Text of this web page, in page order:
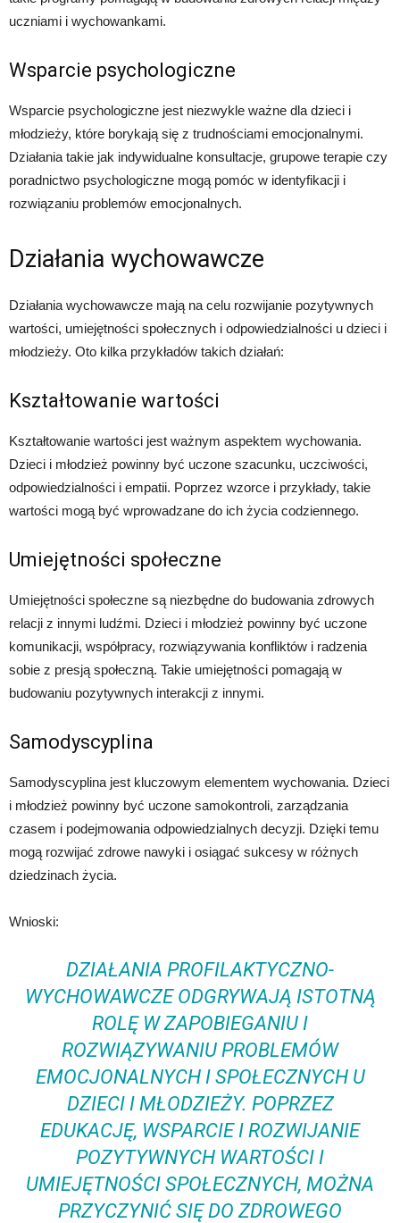
uczniami i wychowankami.
Wsparcie psychologiczne
Wsparcie psychologiczne jest niezwykle ważne dla dzieci i
młodzieży, które borykają się z trudnościami emocjonalnymi.
Działania takie jak indywidualne konsultacje, grupowe terapie czy
poradnictwo psychologiczne mogą pomóc w identyfikacji i
rozwiązaniu problemów emocjonalnych.
Działania wychowawcze
Działania wychowawcze mają na celu rozwijanie pozytywnych
wartości, umiejętności społecznych i odpowiedzialności u dzieci i
młodzieży. Oto kilka przykładów takich działań:
Kształtowanie wartości
Kształtowanie wartości jest ważnym aspektem wychowania.
Dzieci i młodzież powinny być uczone szacunku, uczciwości,
odpowiedzialności i empatii. Poprzez wzorce i przykłady, takie
wartości mogą być wprowadzane do ich życia codziennego.
Umiejętności społeczne
Umiejętności społeczne są niezbędne do budowania zdrowych
relacji z innymi ludźmi. Dzieci i młodzież powinny być uczone
komunikacji, współpracy, rozwiązywania konfliktów i radzenia
sobie z presją społeczną. Takie umiejętności pomagają w
budowaniu pozytywnych interakcji z innymi.
Samodyscyplina
Samodyscyplina jest kluczowym elementem wychowania. Dzieci
i młodzież powinny być uczone samokontroli, zarządzania
czasem i podejmowania odpowiedzialnych decyzji. Dzięki temu
mogą rozwijać zdrowe nawyki i osiągać sukcesy w różnych
dziedzinach życia.
Wnioski:
DZIAŁANIA PROFILAKTYCZNO-
WYCHOWAWCZE ODGRYWAJĄ ISTOTNĄ
ROLĘ W ZAPOBIEGANIU I
ROZWIĄZYWANIU PROBLEMÓW
EMOCJONALNYCH I SPOŁECZNYCH U
DZIECI I MŁODZIEŻY. POPRZEZ
EDUKACJĘ, WSPARCIE I ROZWIJANIE
POZYTYWNYCH WARTOŚCI I
UMIEJĘTNOŚCI SPOŁECZNYCH, MOŻNA
PRZYCZYNIĆ SIĘ DO ZDROWEGO